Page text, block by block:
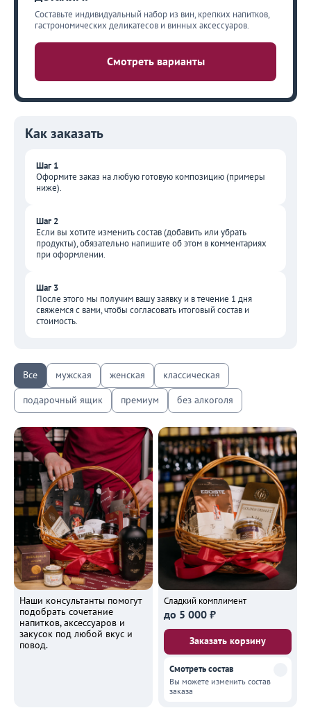
Составьте индивидуальный набор из вин, крепких напитков,
гастрономических деликатесов и винных аксессуаров.
Смотреть варианты
Как заказать
Шаг 1
Оформите заказ на любую готовую композицию (примеры
ниже).
Шаг 2
Если вы хотите изменить состав (добавить или убрать
продукты), обязательно напишите об этом в комментариях
при оформлении.
Шаг 3
После этого мы получим вашу заявку и в течение 1 дня
свяжемся с вами, чтобы согласовать итоговый состав и
стоимость.
Все мужская женская классическая
подарочный ящик премиум без алкоголя
Наши консультанты помогут
подобрать сочетание
напитков, аксессуаров и
закусок под любой вкус и
повод.
Сладкий комплимент
до 5 000 ₽
Заказать корзину
Смотреть состав
Вы можете изменить состав
заказа